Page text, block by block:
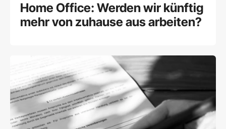
Home Office: Werden wir künftig
mehr von zuhause aus arbeiten?